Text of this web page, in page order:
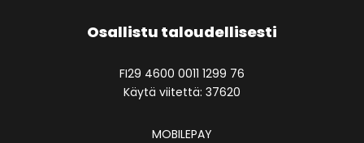
Osallistu taloudellisesti
FI29 4600 0011 1299 76
Käytä viitettä: 37620
MOBILEPAY